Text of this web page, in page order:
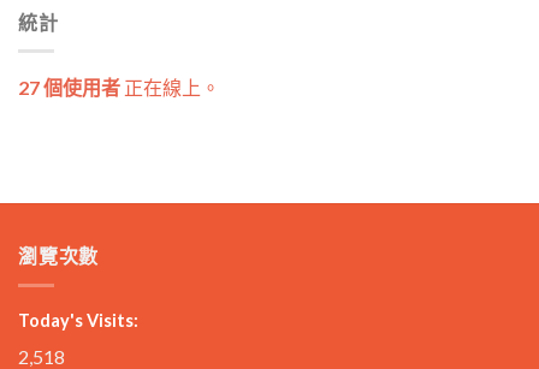
統計
27 個使用者 正在線上。
瀏覽次數
Today's Visits:
2,518